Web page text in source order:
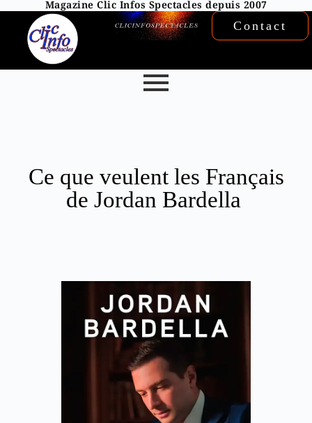
Magazine Clic Infos Spectacles depuis 2007
Contact
Ce que veulent les Français
de Jordan Bardella